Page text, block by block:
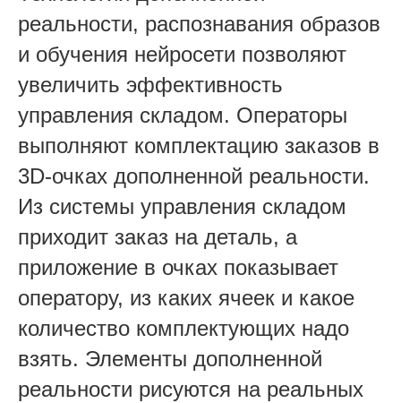
реальности, распознавания образов
и обучения нейросети позволяют
увеличить эффективность
управления складом. Операторы
выполняют комплектацию заказов в
3D-очках дополненной реальности.
Из системы управления складом
приходит заказ на деталь, а
приложение в очках показывает
оператору, из каких ячеек и какое
количество комплектующих надо
взять. Элементы дополненной
реальности рисуются на реальных